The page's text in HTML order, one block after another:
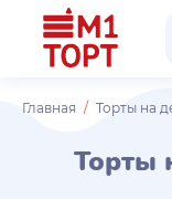
Главная Торты на
Торты